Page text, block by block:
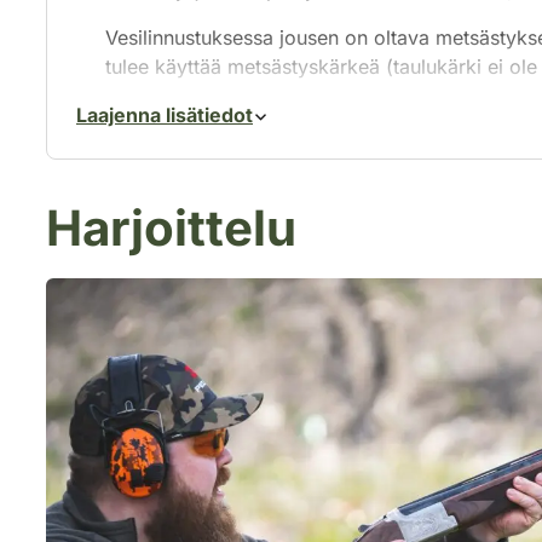
Vesilinnustuksessa jousen on oltava
tulee käyttää metsästyskärkeä (taulukärki ei ole
Laillisella metsästysjousella saa
metsästää myös vesilintuja.
Laajenna lisätiedot
Harjoittelu